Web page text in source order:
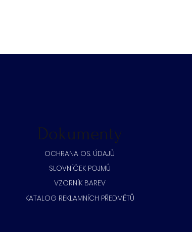
Dokumenty
​OCHRANA OS. ÚDAJŮ
SLOVNÍČEK POJMŮ
​VZORNÍK BAREV
KATALOG REKLAMNÍCH PŘEDMĚTŮ